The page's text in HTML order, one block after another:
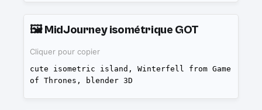
🖼️MidJourney isométrique GOT
Cliquer pour copier
cute isometric island, Winterfell from Game
of Thrones, blender 3D